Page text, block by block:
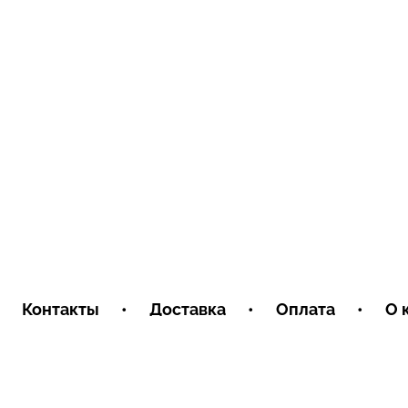
Контакты • Доставка • Оплата • О